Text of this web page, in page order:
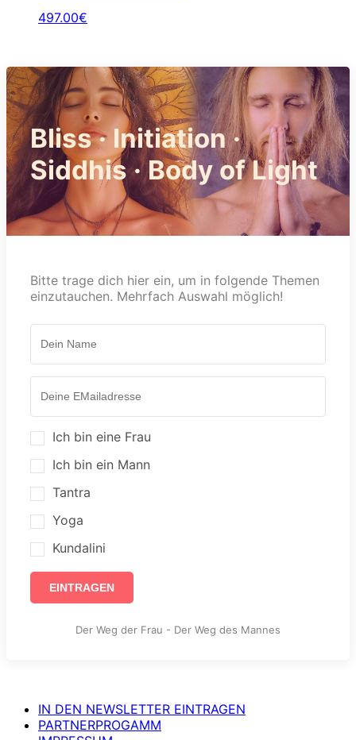
497.00€
Bliss · Initiation ·
Siddhis · Body of Light
Bitte trage dich hier ein, um in folgende Themen
einzutauchen. Mehrfach Auswahl möglich!
Ich bin eine Frau
Ich bin ein Mann
Tantra
Yoga
Kundalini
EINTRAGEN
Der Weg der Frau - Der Weg des Mannes
IN DEN NEWSLETTER EINTRAGEN
PARTNERPROGAMM